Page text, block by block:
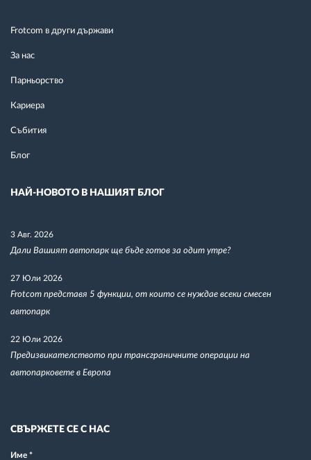
Frotcom в други държави
За нас
Парньорство
Кариера
Събития
Блог
НАЙ-НОВОТО В НАШИЯТ БЛОГ
3 Авг. 2026
Дали Вашият автопарк ще бъде готов за одит утре?
27 Юли 2026
Frotcom представя 5 функции, от които се нуждае всеки смесен
автопарк
22 Юли 2026
Предизвикателството при трансграничните операции на
автопарковете в Европа
СВЪРЖЕТЕ СЕ С НАС
Име *